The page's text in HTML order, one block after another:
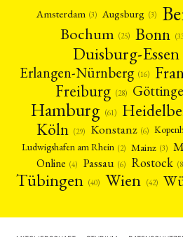
Amsterdam (3) Augsburg (3)
Bochum (25) Bonn
Duisburg-Essen
Erlangen-Nürnberg (16)
Freiburg (28)
Hamburg (61)
Köln (29) Konstanz (6)
Ludwigshafen am Rhein (2) Mainz (3)
Online (4) Passau (6) Rostock
Tübingen (40) Wien (42)